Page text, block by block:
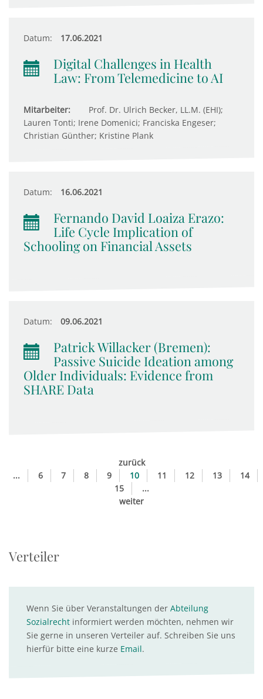
Datum: 17.06.2021
Digital Challenges in Health
Law: From Telemedicine to AI
Mitarbeiter:
Prof. Dr. Ulrich Becker, LL.M. (EHI);
Lauren Tonti; Irene Domenici; Franciska Engeser;
Christian Günther; Kristine Plank
Datum: 16.06.2021
Fernando David Loaiza Erazo:
Life Cycle Implication of
Schooling on Financial Assets
Datum: 09.06.2021
Patrick Willacker (Bremen):
Passive Suicide Ideation among
Older Individuals: Evidence from
SHARE Data
zurück
...
6 7 8 9 10 11 12 13
14
15
...
weiter
Verteiler
Wenn Sie über Veranstaltungen der Abteilung
Sozialrecht informiert werden möchten, nehmen wir
Sie gerne in unseren Verteiler auf. Schreiben Sie uns
hierfür bitte eine kurze Email.